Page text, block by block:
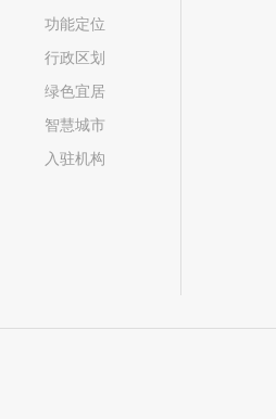
功能定位
行政区划
绿色宜居
智慧城市
入驻机构